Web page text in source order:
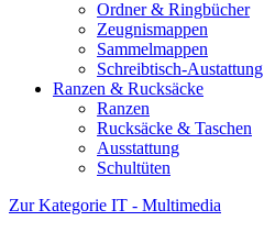
Ordner & Ringbücher
Zeugnismappen
Sammelmappen
Schreibtisch-Austattung
Ranzen & Rucksäcke
Ranzen
Rucksäcke & Taschen
Ausstattung
Schultüten
Zur Kategorie IT - Multimedia